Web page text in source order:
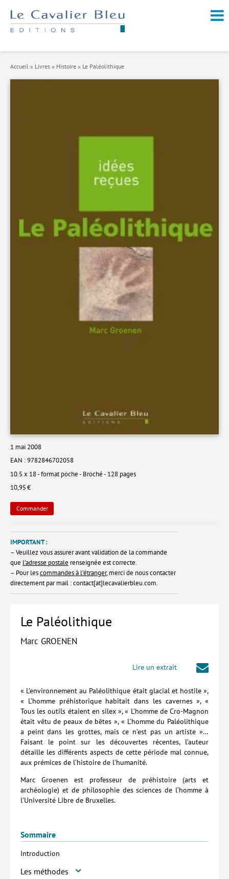
CATALOGUE
Géopolitique
Nature et environnement
Religions
Santé et médecine
Sciences
Livres poche
Index général des titres
>> Livres numériques <<
COLLECTIONS
Comment je suis devenu
Géopolitique de…
Idées Reçues
Lieux de…
MythO !
Actes de colloque
>> Cavalier poche <<
>> Livres numériques <<
PARTENARIATS
Idées reçues – Corporate
Hors collection
CONTACT
NEWSLETTER
POLITIQUE DE CONFIDENTIALITÉ
MENTIONS LÉGALES
POLITIQUE RELATIVE AUX COOKIES
Accueil » Livres » Histoire » Le Paléolithique
1 mai 2008
EAN : 9782846702058
10.5 x 18 - format poche - Broché - 128 pages
10,95 €
Commander
IMPORTANT :
– Veuillez vous assurer avant validation de la commande
que l’adresse postale renseignée est correcte.
– Pour lescommandes à l’étranger, merci de nous contacter
directement par mail : contact[at]lecavalierbleu.com.
Le Paléolithique
Marc GROENEN
Lire un extrait
« L’environnement au Paléolithique était glacial et hostile »,
« L’homme préhistorique habitait dans les cavernes », «
Tous les outils étaient en silex », « L’homme de Cro-Magnon
était vêtu de peaux de bêtes », « L’homme du Paléolithique
a peint dans les grottes, mais ce n’est pas un artiste »…
Faisant le point sur les découvertes récentes, l’auteur
détaille les différents aspects de cette période mal connue,
aux prémices de l’histoire de l’humanité.
Marc Groenen est professeur de préhistoire (arts et
archéologie) et de philosophie des sciences de l’homme à
l’Université Libre de Bruxelles.
Sommaire
Introduction
Les méthodes